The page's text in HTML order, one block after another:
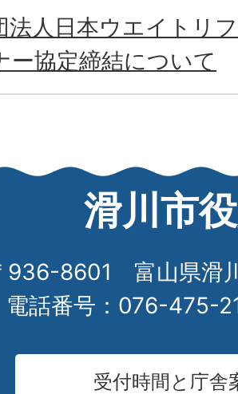
法人日本ウエイトリ
ー協定締結について
滑川市
936-8601 富山県滑
電話番号：076-475-
受付時間と庁舎